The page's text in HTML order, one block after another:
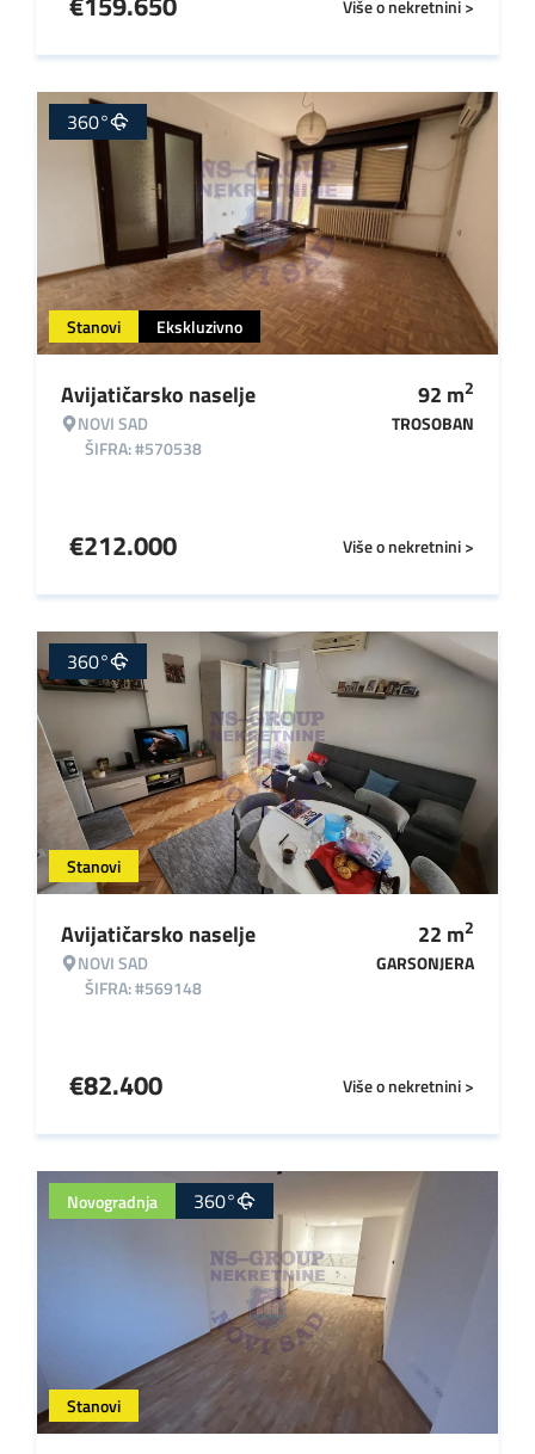
Više o nekretnini >
Stanovi Ekskluzivno
360°
Avijatičarsko naselje
NOVI SAD
ŠIFRA: #570538
92 m2
TROSOBAN
Više o nekretnini >
€212.000
Stanovi
360°
Avijatičarsko naselje
NOVI SAD
ŠIFRA: #569148
22 m2
GARSONJERA
Više o nekretnini >
€82.400
Stanovi
Novogradnja 360°